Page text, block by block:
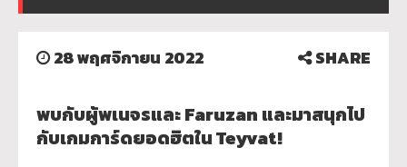
28 พฤศจิกายน 2022 SHARE
พบกับผู้พเนจรและ Faruzan และมาสนุกไป
กับเกมการ์ดยอดฮิตใน Teyvat!